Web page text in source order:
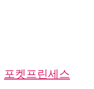
포켓프린세스